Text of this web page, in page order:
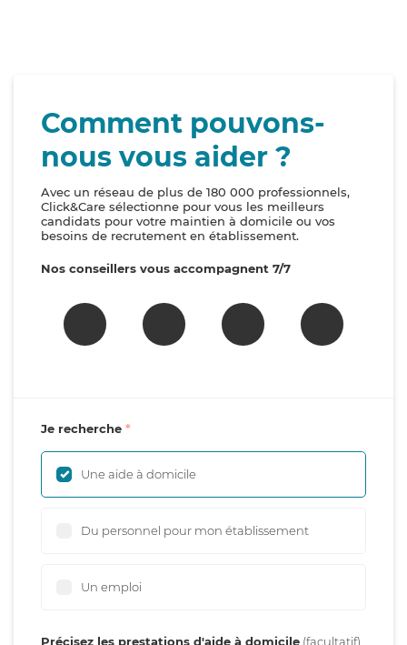
Comment pouvons-
nous vous aider ?
Avec un réseau de plus de 180 000 professionnels,
Click&Care sélectionne pour vous les meilleurs
candidats pour votre maintien à domicile ou vos
besoins de recrutement en établissement.
Nos conseillers vous accompagnent 7/7
Je recherche
Une aide à domicile
Du personnel pour mon établissement
Un emploi
Précisez les prestations d'aide à domicile